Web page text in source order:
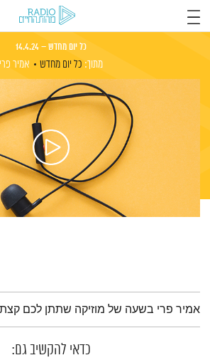
כל יום מחדש – 14.4.24
מתוך: כל יום מחדש אמיר פרי
תמצית הפודקאסט
אמיר פרי בשעה של מוזיקה שתתן לכם
כדאי להקשיב גם: